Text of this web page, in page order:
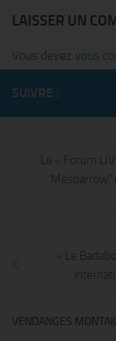
LAISSER UN
Vous devez vous
SUIVRE :
Le « Forum
« Le
VENDANGES